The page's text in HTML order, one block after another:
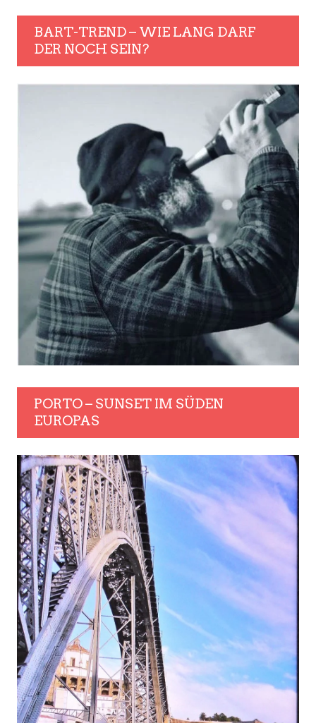
BART-TREND – WIE LANG DARF
DER NOCH SEIN?
PORTO – SUNSET IM SÜDEN
EUROPAS